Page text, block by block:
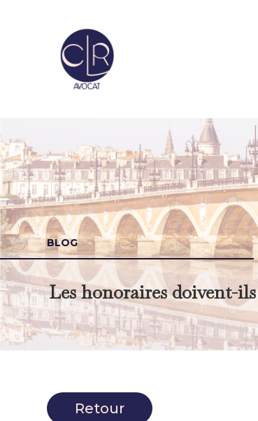
BLOG
Les honoraires doivent-
Retour